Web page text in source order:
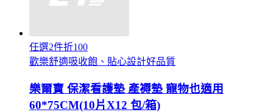
任選2件折100
歡樂舒適吸收飽、貼心設計好品質
樂爾寶 保潔看護墊 產褥墊 寵物也適用
60*75CM(10片X12 包/箱)